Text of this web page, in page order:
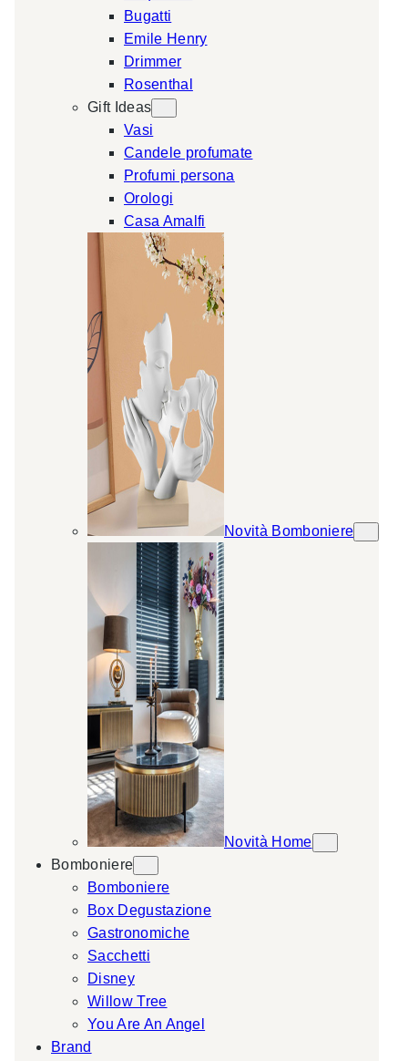
Bugatti
Emile Henry
Drimmer
Rosenthal
Gift Ideas
Vasi
Candele profumate
Profumi persona
Orologi
Casa Amalfi
Novità Bomboniere
Novità Home
Bomboniere
Bomboniere
Box Degustazione
Gastronomiche
Sacchetti
Disney
Willow Tree
You Are An Angel
Brand